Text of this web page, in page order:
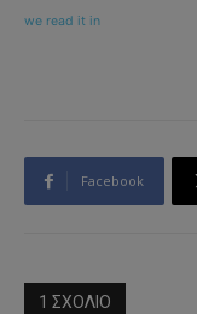
we read it in
Facebook
1 ΣΧΟΛΙΟ